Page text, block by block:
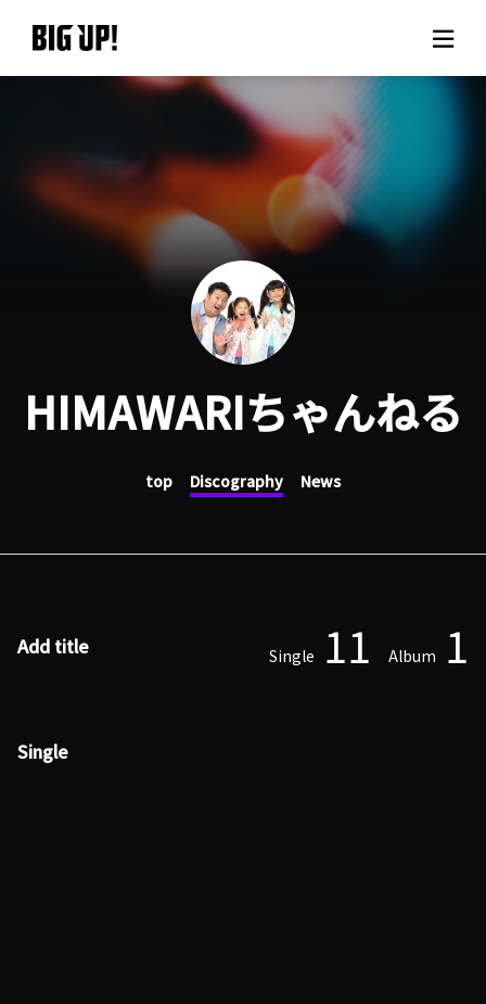
About BIG UP!
News
Rate plan
support
Usage flow
Questions
HIMAWARIちゃんねる
top Discography News
Add title Single 11 Album 1
Single